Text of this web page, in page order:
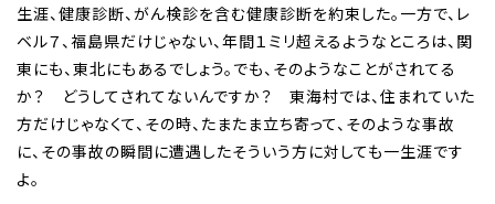
生涯、健康診断、がん検診を含む健康診断を約束した。一方で、レ
ベル７、福島県だけじゃない、年間１ミリ超えるようなところは、関
東にも、東北にもあるでしょう。でも、そのようなことがされてる
か？ どうしてされてないんですか？ 東海村では、住まれていた
方だけじゃなくて、その時、たまたま立ち寄って、そのような事故
に、その事故の瞬間に遭遇したそういう方に対しても一生涯です
よ。